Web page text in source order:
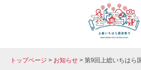
上総いちはら国府祭り
市原市のお祭り「上総いちはら国
トップページ > お知らせ > 第9回上総いちはら